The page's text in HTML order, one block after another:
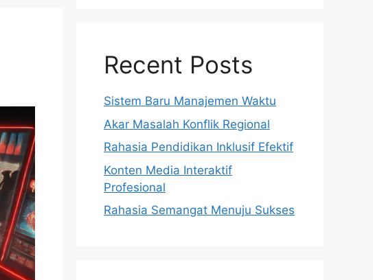
Recent Posts
Sistem Baru Manajemen Waktu
Akar Masalah Konflik Regional
Rahasia Pendidikan Inklusif Efektif
Konten Media Interaktif
Profesional
Rahasia Semangat Menuju Sukses